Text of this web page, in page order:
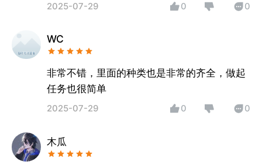
2025-07-29 0 0
WC
非常不错，里面的种类也是非常的齐全，做起
任务也很简单
2025-07-29 0 0
木瓜